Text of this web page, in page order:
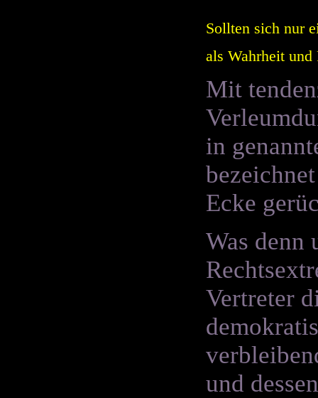
Sollten sich nur
als Wahrheit
Mit
in
Ecke
Was denn
Vertreter
und